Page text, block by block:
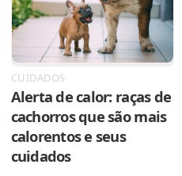
CUIDADOS
Alerta de calor: raças de
cachorros que são mais
calorentos e seus
cuidados